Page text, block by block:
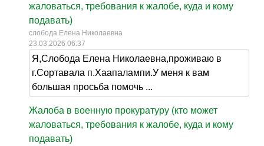
жаловаться, требования к жалобе, куда и кому
подавать)
слобода Елена Николаевна
23.03.2026 06:37
Я,Слобода Елена Николаевна,проживаю в
г.Сортавала п.Хаапалампи.У меня к вам
большая просьба помочь ...
Жалоба в военную прокуратуру (кто может
жаловаться, требования к жалобе, куда и кому
подавать)